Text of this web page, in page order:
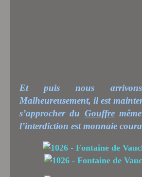
Et puis nous
Malheureusement, il est
s’approcher du Gouffre
l’interdiction est monnaie